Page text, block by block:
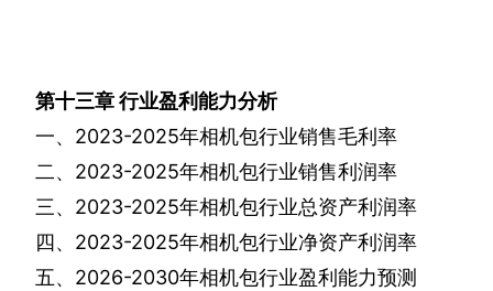
第十三章行业盈利能力分析
一、 2023-2025年相机包行业销售毛利率
二、 2023-2025年相机包行业销售利润率
三、 2023-2025年相机包行业总资产利润率
四、 2023-2025年相机包行业净资产利润率
五、 2026-2030年相机包行业盈利能力预测